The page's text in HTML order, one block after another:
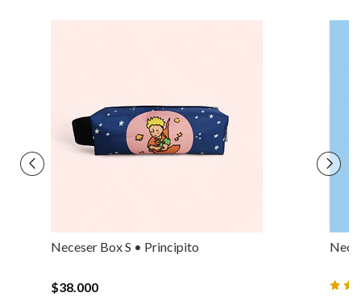
Neceser Box S • Principito
$38.000